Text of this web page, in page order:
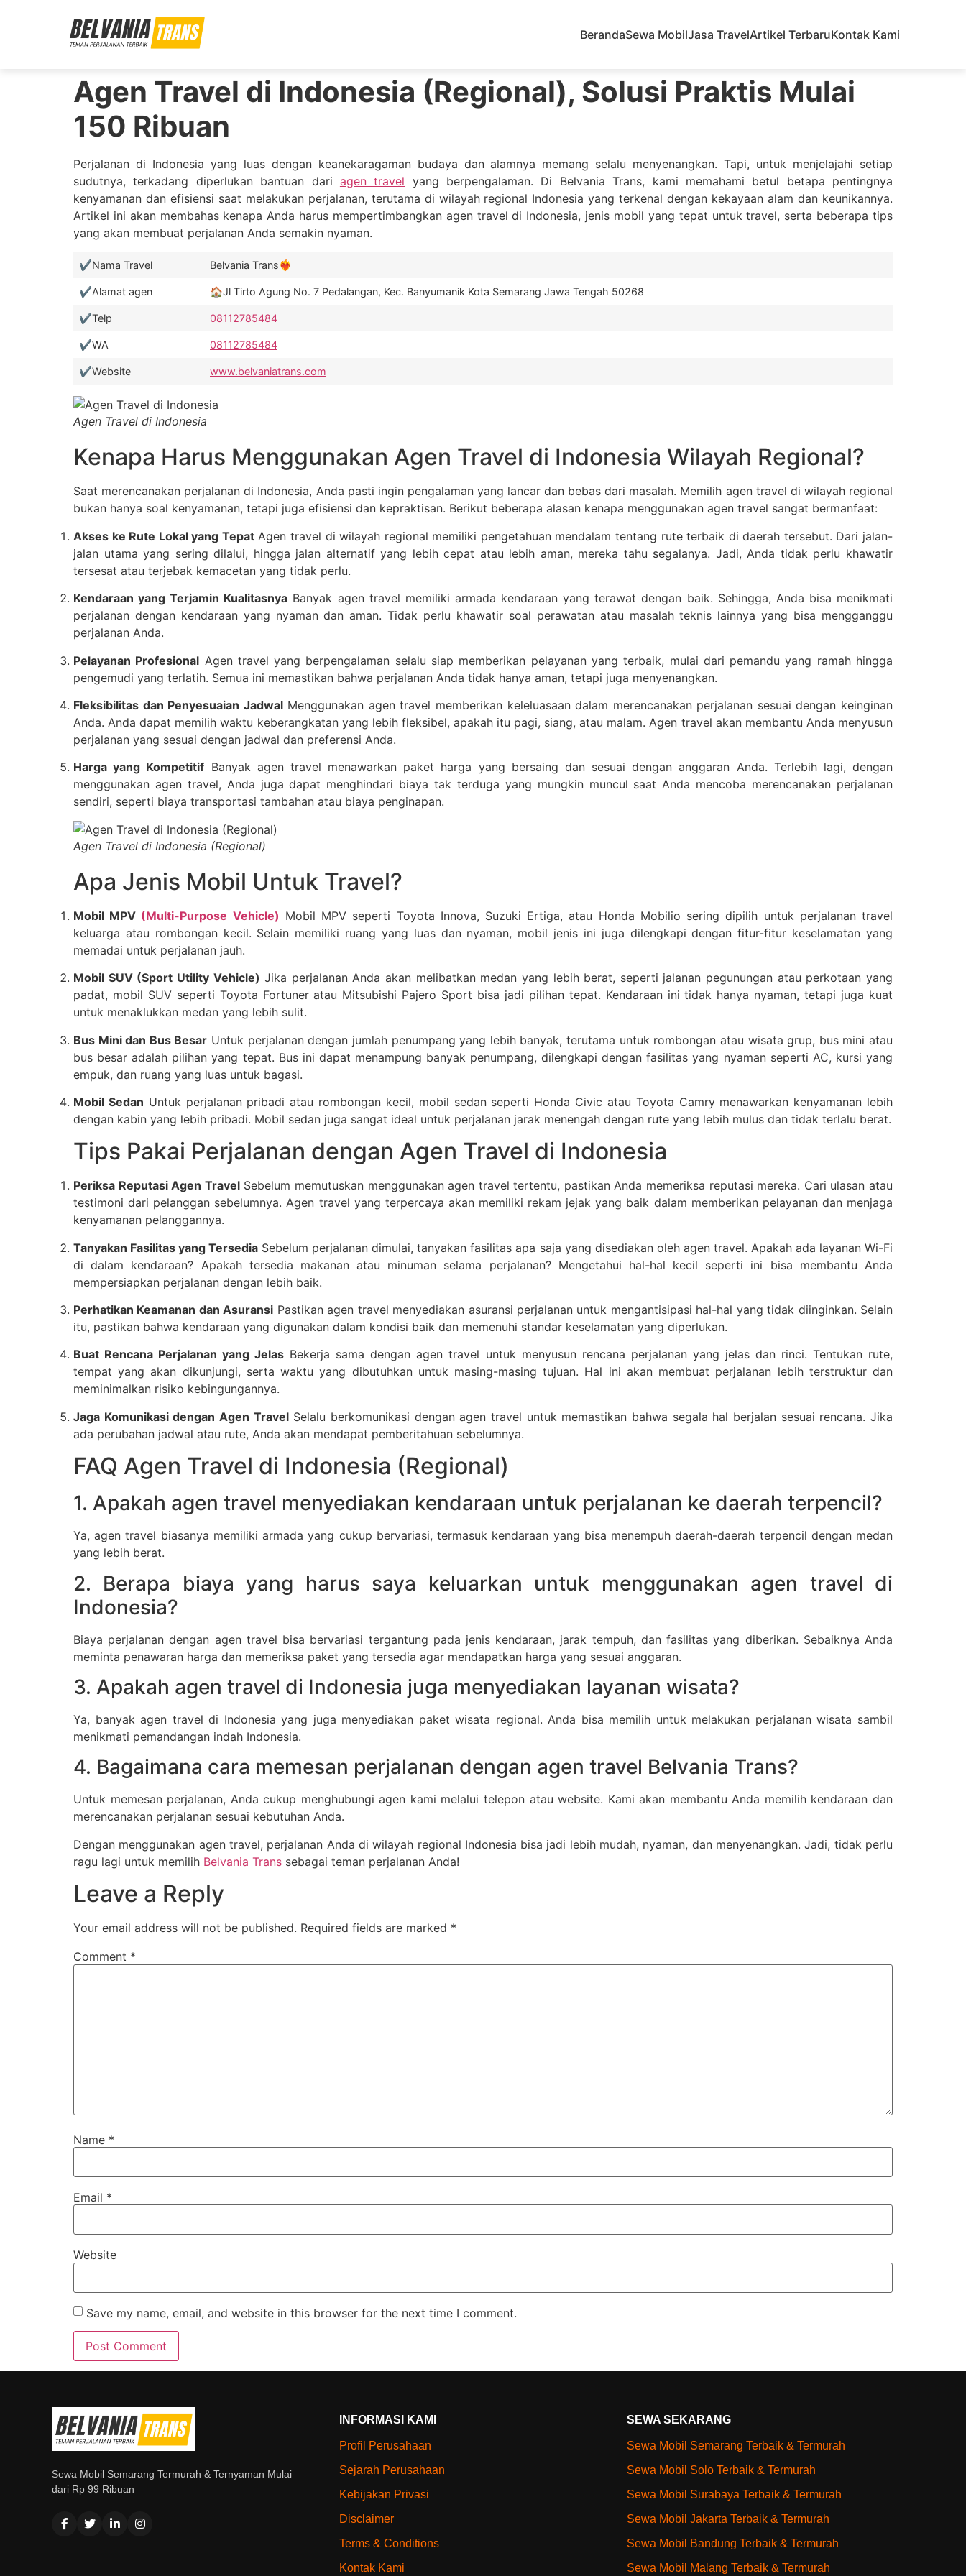
BerandaSewa MobilJasa TravelArtikel TerbaruKontak Kami
Agen Travel di Indonesia (Regional), Solusi Praktis Mulai
150 Ribuan
Perjalanan di Indonesia yang luas dengan keanekaragaman budaya dan alamnya memang selalu menyenangkan. Tapi, untuk menjelajahi setiap
sudutnya, terkadang diperlukan bantuan dari agen travel yang berpengalaman. Di Belvania Trans, kami memahami betul betapa pentingnya
kenyamanan dan efisiensi saat melakukan perjalanan, terutama di wilayah regional Indonesia yang terkenal dengan kekayaan alam dan keunikannya.
Artikel ini akan membahas kenapa Anda harus mempertimbangkan agen travel di Indonesia, jenis mobil yang tepat untuk travel, serta beberapa tips
yang akan membuat perjalanan Anda semakin nyaman.
✔️Nama Travel Belvania Trans❤️‍🔥
✔️Alamat agen 🏠Jl Tirto Agung No. 7 Pedalangan, Kec. Banyumanik Kota Semarang Jawa Tengah 50268
✔️Telp 08112785484
✔️WA 08112785484
✔️Website www.belvaniatrans.com
Agen Travel di Indonesia
Kenapa Harus Menggunakan Agen Travel di Indonesia Wilayah Regional?
Saat merencanakan perjalanan di Indonesia, Anda pasti ingin pengalaman yang lancar dan bebas dari masalah. Memilih agen travel di wilayah regional
bukan hanya soal kenyamanan, tetapi juga efisiensi dan kepraktisan. Berikut beberapa alasan kenapa menggunakan agen travel sangat bermanfaat:
Akses ke Rute Lokal yang TepatAgen travel di wilayah regional memiliki pengetahuan mendalam tentang rute terbaik di daerah tersebut. Dari jalan-
jalan utama yang sering dilalui, hingga jalan alternatif yang lebih cepat atau lebih aman, mereka tahu segalanya. Jadi, Anda tidak perlu khawatir
tersesat atau terjebak kemacetan yang tidak perlu.
Kendaraan yang Terjamin Kualitasnya Banyak agen travel memiliki armada kendaraan yang terawat dengan baik. Sehingga, Anda bisa menikmati
perjalanan dengan kendaraan yang nyaman dan aman. Tidak perlu khawatir soal perawatan atau masalah teknis lainnya yang bisa mengganggu
perjalanan Anda.
Pelayanan Profesional Agen travel yang berpengalaman selalu siap memberikan pelayanan yang terbaik, mulai dari pemandu yang ramah hingga
pengemudi yang terlatih. Semua ini memastikan bahwa perjalanan Anda tidak hanya aman, tetapi juga menyenangkan.
Fleksibilitas dan Penyesuaian JadwalMenggunakan agen travel memberikan keleluasaan dalam merencanakan perjalanan sesuai dengan keinginan
Anda. Anda dapat memilih waktu keberangkatan yang lebih fleksibel, apakah itu pagi, siang, atau malam. Agen travel akan membantu Anda menyusun
perjalanan yang sesuai dengan jadwal dan preferensi Anda.
Harga yang Kompetitif Banyak agen travel menawarkan paket harga yang bersaing dan sesuai dengan anggaran Anda. Terlebih lagi, dengan
menggunakan agen travel, Anda juga dapat menghindari biaya tak terduga yang mungkin muncul saat Anda mencoba merencanakan perjalanan
sendiri, seperti biaya transportasi tambahan atau biaya penginapan.
Agen Travel di Indonesia (Regional)
Apa Jenis Mobil Untuk Travel?
Mobil MPV (Multi-Purpose Vehicle) Mobil MPV seperti Toyota Innova, Suzuki Ertiga, atau Honda Mobilio sering dipilih untuk perjalanan travel
keluarga atau rombongan kecil. Selain memiliki ruang yang luas dan nyaman, mobil jenis ini juga dilengkapi dengan fitur-fitur keselamatan yang
memadai untuk perjalanan jauh.
Mobil SUV (Sport Utility Vehicle) Jika perjalanan Anda akan melibatkan medan yang lebih berat, seperti jalanan pegunungan atau perkotaan yang
padat, mobil SUV seperti Toyota Fortuner atau Mitsubishi Pajero Sport bisa jadi pilihan tepat. Kendaraan ini tidak hanya nyaman, tetapi juga kuat
untuk menaklukkan medan yang lebih sulit.
Bus Mini dan Bus Besar Untuk perjalanan dengan jumlah penumpang yang lebih banyak, terutama untuk rombongan atau wisata grup, bus mini atau
bus besar adalah pilihan yang tepat. Bus ini dapat menampung banyak penumpang, dilengkapi dengan fasilitas yang nyaman seperti AC, kursi yang
empuk, dan ruang yang luas untuk bagasi.
Mobil Sedan Untuk perjalanan pribadi atau rombongan kecil, mobil sedan seperti Honda Civic atau Toyota Camry menawarkan kenyamanan lebih
dengan kabin yang lebih pribadi. Mobil sedan juga sangat ideal untuk perjalanan jarak menengah dengan rute yang lebih mulus dan tidak terlalu berat.
Tips Pakai Perjalanan dengan Agen Travel di Indonesia
Periksa Reputasi Agen TravelSebelum memutuskan menggunakan agen travel tertentu, pastikan Anda memeriksa reputasi mereka. Cari ulasan atau
testimoni dari pelanggan sebelumnya. Agen travel yang terpercaya akan memiliki rekam jejak yang baik dalam memberikan pelayanan dan menjaga
kenyamanan pelanggannya.
Tanyakan Fasilitas yang Tersedia Sebelum perjalanan dimulai, tanyakan fasilitas apa saja yang disediakan oleh agen travel. Apakah ada layanan Wi-Fi
di dalam kendaraan? Apakah tersedia makanan atau minuman selama perjalanan? Mengetahui hal-hal kecil seperti ini bisa membantu Anda
mempersiapkan perjalanan dengan lebih baik.
Perhatikan Keamanan dan Asuransi Pastikan agen travel menyediakan asuransi perjalanan untuk mengantisipasi hal-hal yang tidak diinginkan. Selain
itu, pastikan bahwa kendaraan yang digunakan dalam kondisi baik dan memenuhi standar keselamatan yang diperlukan.
Buat Rencana Perjalanan yang Jelas Bekerja sama dengan agen travel untuk menyusun rencana perjalanan yang jelas dan rinci. Tentukan rute,
tempat yang akan dikunjungi, serta waktu yang dibutuhkan untuk masing-masing tujuan. Hal ini akan membuat perjalanan lebih terstruktur dan
meminimalkan risiko kebingungannya.
Jaga Komunikasi dengan Agen TravelSelalu berkomunikasi dengan agen travel untuk memastikan bahwa segala hal berjalan sesuai rencana. Jika
ada perubahan jadwal atau rute, Anda akan mendapat pemberitahuan sebelumnya.
FAQ Agen Travel di Indonesia (Regional)
1. Apakah agen travel menyediakan kendaraan untuk perjalanan ke daerah terpencil?
Ya, agen travel biasanya memiliki armada yang cukup bervariasi, termasuk kendaraan yang bisa menempuh daerah-daerah terpencil dengan medan
yang lebih berat.
2. Berapa biaya yang harus saya keluarkan untuk menggunakan agen travel di
Indonesia?
Biaya perjalanan dengan agen travel bisa bervariasi tergantung pada jenis kendaraan, jarak tempuh, dan fasilitas yang diberikan. Sebaiknya Anda
meminta penawaran harga dan memeriksa paket yang tersedia agar mendapatkan harga yang sesuai anggaran.
3. Apakah agen travel di Indonesia juga menyediakan layanan wisata?
Ya, banyak agen travel di Indonesia yang juga menyediakan paket wisata regional. Anda bisa memilih untuk melakukan perjalanan wisata sambil
menikmati pemandangan indah Indonesia.
4. Bagaimana cara memesan perjalanan dengan agen travel Belvania Trans?
Untuk memesan perjalanan, Anda cukup menghubungi agen kami melalui telepon atau website. Kami akan membantu Anda memilih kendaraan dan
merencanakan perjalanan sesuai kebutuhan Anda.
Dengan menggunakan agen travel, perjalanan Anda di wilayah regional Indonesia bisa jadi lebih mudah, nyaman, dan menyenangkan. Jadi, tidak perlu
ragu lagi untuk memilih Belvania Trans sebagai teman perjalanan Anda!
Leave a Reply
Your email address will not be published. Required fields are marked *
Comment *
Name *
Email *
Website
Save my name, email, and website in this browser for the next time I comment.
Sewa Mobil Semarang Termurah & Ternyaman Mulai
dari Rp 99 Ribuan
INFORMASI KAMI
Profil Perusahaan
Sejarah Perusahaan
Kebijakan Privasi
Disclaimer
Terms & Conditions
Kontak Kami
SEWA SEKARANG
Sewa Mobil Semarang Terbaik & Termurah
Sewa Mobil Solo Terbaik & Termurah
Sewa Mobil Surabaya Terbaik & Termurah
Sewa Mobil Jakarta Terbaik & Termurah
Sewa Mobil Bandung Terbaik & Termurah
Sewa Mobil Malang Terbaik & Termurah